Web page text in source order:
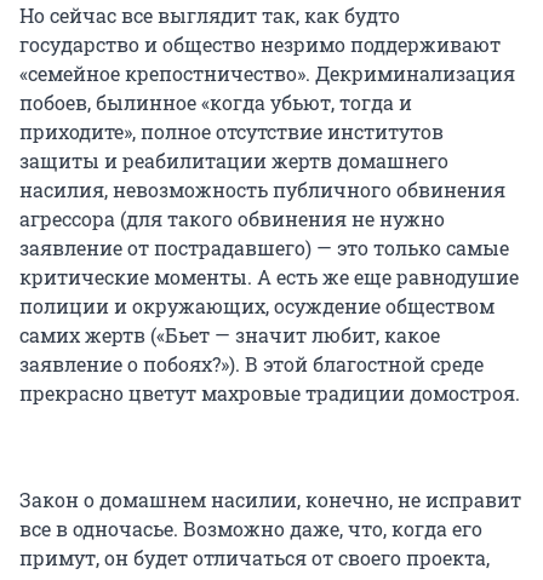
Но сейчас все выглядит так, как будто
государство и общество незримо поддерживают
«семейное крепостничество». Декриминализация
побоев, былинное «когда убьют, тогда и
приходите», полное отсутствие институтов
защиты и реабилитации жертв домашнего
насилия, невозможность публичного обвинения
агрессора (для такого обвинения не нужно
заявление от пострадавшего) — это только самые
критические моменты. А есть же еще равнодушие
полиции и окружающих, осуждение обществом
самих жертв («Бьет — значит любит, какое
заявление о побоях?»). В этой благостной среде
прекрасно цветут махровые традиции домостроя.
Закон о домашнем насилии, конечно, не исправит
все в одночасье. Возможно даже, что, когда его
примут, он будет отличаться от своего проекта,